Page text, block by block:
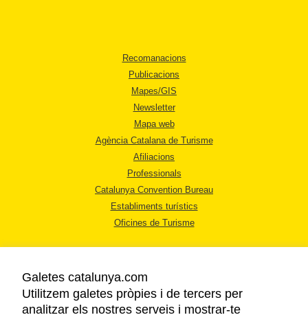
Recomanacions
Publicacions
Mapes/GIS
Newsletter
Mapa web
Agència Catalana de Turisme
Afiliacions
Professionals
Catalunya Convention Bureau
Establiments turístics
Oficines de Turisme
Galetes catalunya.com
Utilitzem galetes pròpies i de tercers per
analitzar els nostres serveis i mostrar-te